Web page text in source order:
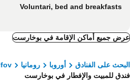
Voluntari, bed and breakfasts
جميع أماكن الإقامة في بوخارست
على الفنادق أوروبا رومانيا Ilfov
للمبيت والإفطار في بوخارست